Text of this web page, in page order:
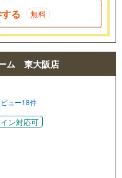
る 無料
ム 東大阪店
ュー18件
ン対応可